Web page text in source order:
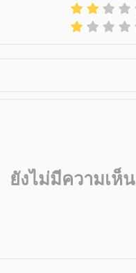
ยังไม่มีความเห็น